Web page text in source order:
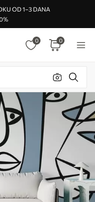
OD 1–3 DANA
0 0